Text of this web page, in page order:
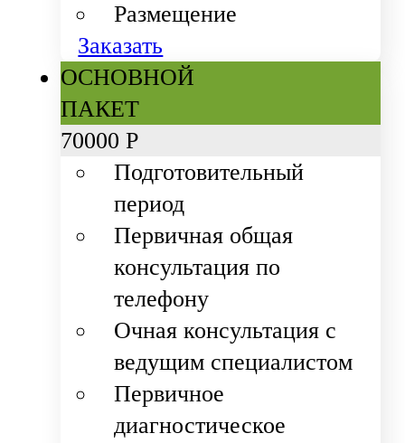
Размещение
Заказать
ОСНОВНОЙ
ПАКЕТ
70000 Р
Подготовительный
период
Первичная общая
консультация по
телефону
Очная консультация с
ведущим специалистом
Первичное
диагностическое